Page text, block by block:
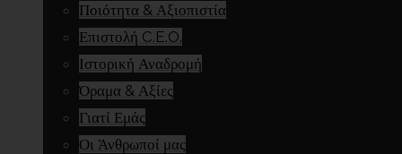
Ποιότητα & Αξιοπιστία
Επιστολή C.E.O.
Ιστορική Αναδρομή
Όραμα & Αξίες
Γιατί Εμάς
Οι Άνθρωποί μας